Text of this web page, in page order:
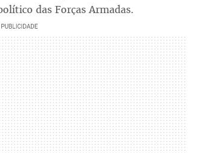
das Forças Armadas.